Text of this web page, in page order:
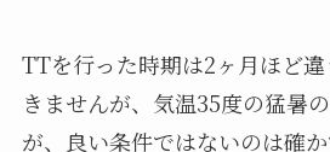
TTを行った時期は2ヶ月ほど
きませんが、気温35度の猛暑
が、良い条件ではないのは確か